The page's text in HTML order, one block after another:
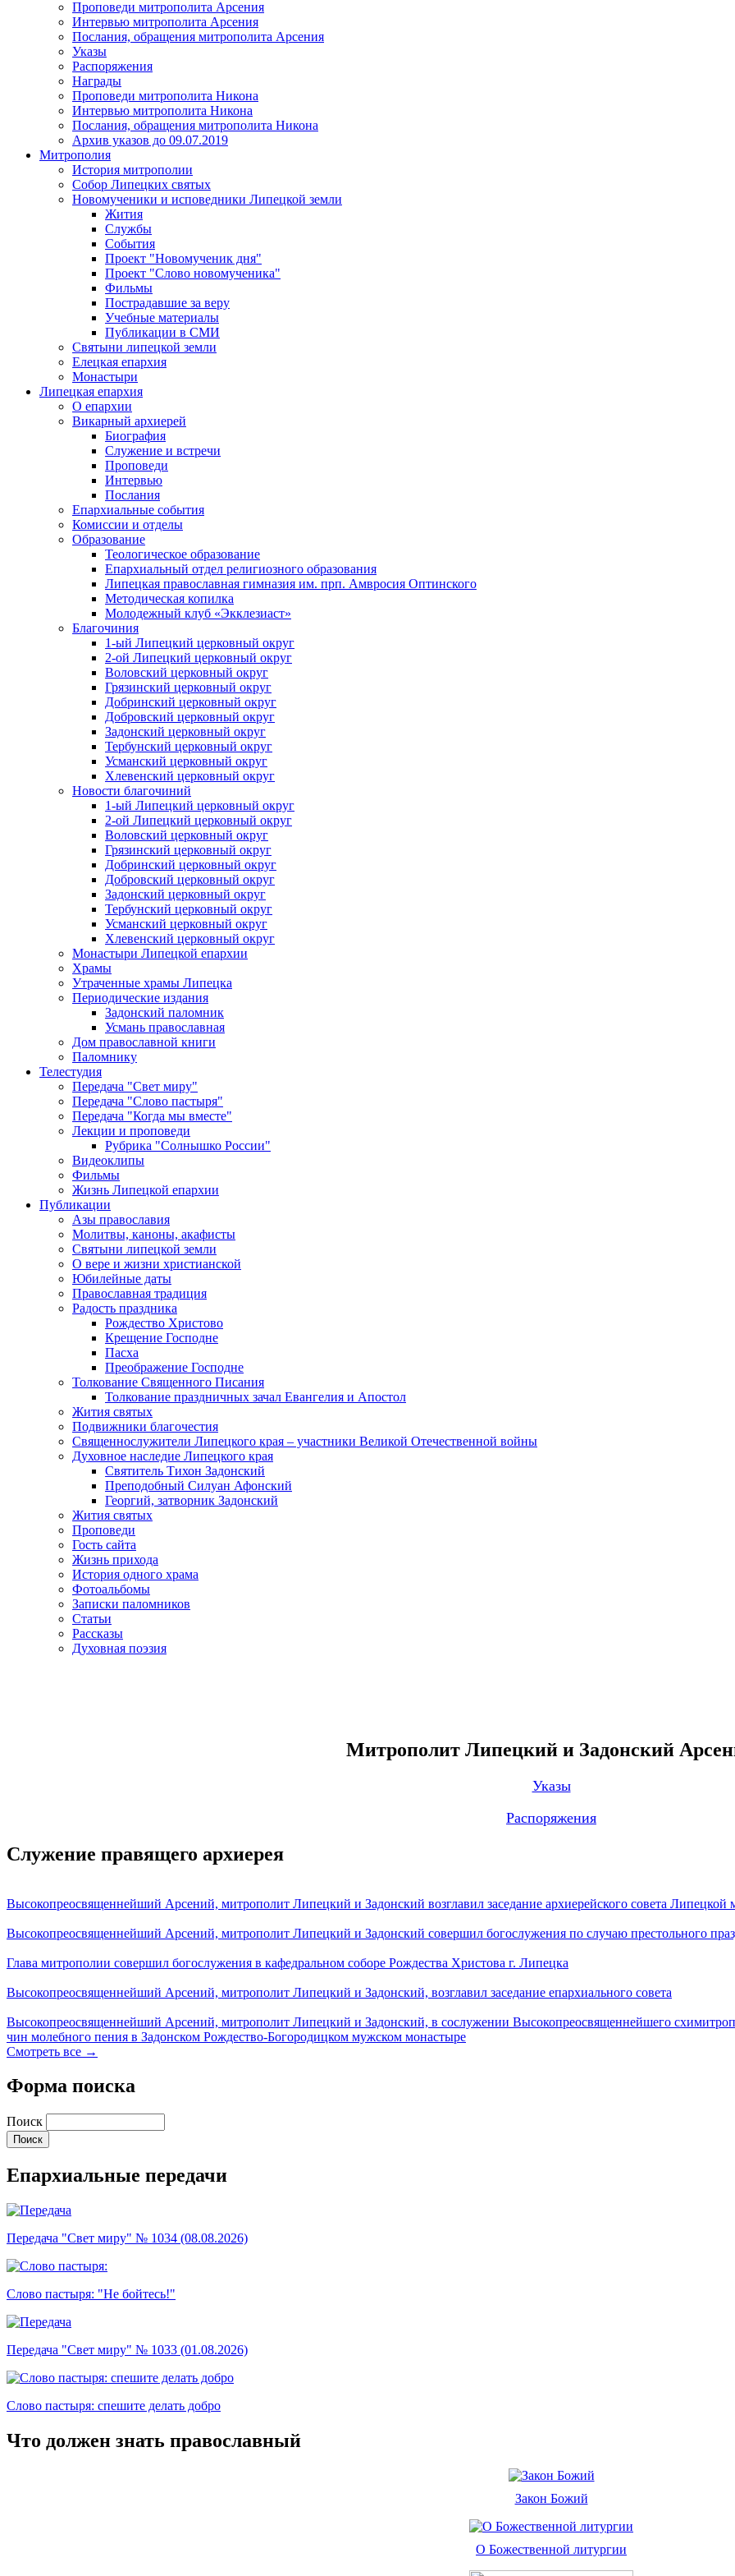
Проповеди митрополита Арсения
Интервью митрополита Арсения
Послания, обращения митрополита Арсения
Указы
Распоряжения
Награды
Проповеди митрополита Никона
Интервью митрополита Никона
Послания, обращения митрополита Никона
Архив указов до 09.07.2019
Митрополия
История митрополии
Собор Липецких святых
Новомученики и исповедники Липецкой земли
Жития
Службы
События
Проект "Новомученик дня"
Проект "Слово новомученика"
Фильмы
Пострадавшие за веру
Учебные материалы
Публикации в СМИ
Святыни липецкой земли
Елецкая епархия
Монастыри
Липецкая епархия
О епархии
Викарный архиерей
Биография
Служение и встречи
Проповеди
Интервью
Послания
Епархиальные события
Комиссии и отделы
Образование
Теологическое образование
Епархиальный отдел религиозного образования
Липецкая православная гимназия им. прп. Амвросия Оптинского
Методическая копилка
Молодежный клуб «Экклезиаст»
Благочиния
1-ый Липецкий церковный округ
2-ой Липецкий церковный округ
Воловский церковный округ
Грязинский церковный округ
Добринский церковный округ
Добровский церковный округ
Задонский церковный округ
Тербунский церковный округ
Усманский церковный округ
Хлевенский церковный округ
Новости благочиний
1-ый Липецкий церковный округ
2-ой Липецкий церковный округ
Воловский церковный округ
Грязинский церковный округ
Добринский церковный округ
Добровский церковный округ
Задонский церковный округ
Тербунский церковный округ
Усманский церковный округ
Хлевенский церковный округ
Монастыри Липецкой епархии
Храмы
Утраченные храмы Липецка
Периодические издания
Задонский паломник
Усмань православная
Дом православной книги
Паломнику
Телестудия
Передача "Свет миру"
Передача "Слово пастыря"
Передача "Когда мы вместе"
Лекции и проповеди
Рубрика "Солнышко России"
Видеоклипы
Фильмы
Жизнь Липецкой епархии
Публикации
Азы православия
Молитвы, каноны, акафисты
Святыни липецкой земли
О вере и жизни христианской
Юбилейные даты
Православная традиция
Радость праздника
Рождество Христово
Крещение Господне
Пасха
Преображение Господне
Толкование Священного Писания
Толкование праздничных зачал Евангелия и Апостол
Жития святых
Подвижники благочестия
Священнослужители Липецкого края – участники Великой Отечественной войны
Духовное наследие Липецкого края
Святитель Тихон Задонский
Преподобный Силуан Афонский
Георгий, затворник Задонский
Жития святых
Проповеди
Гость сайта
Жизнь прихода
История одного храма
Фотоальбомы
Записки паломников
Статьи
Рассказы
Духовная поэзия
Митрополит Липецкий и Задонский
Указы
Распоряжения
Служение правящего архиерея
Высокопреосвященнейший Арсений, митрополит Липецкий и Задонский возглавил заседание архиерейского совета Липецкой
Высокопреосвященнейший Арсений, митрополит Липецкий и Задонский совершил богослужения по случаю престольного
Глава митрополии совершил богослужения в кафедральном соборе Рождества Христова г. Липецка
Высокопреосвященнейший Арсений, митрополит Липецкий и Задонский, возглавил заседание епархиального совета
Высокопреосвященнейший Арсений, митрополит Липецкий и Задонский, в сослужении Высокопреосвященнейшего
чин молебного пения в Задонском Рождество-Богородицком мужском монастыре
Смотреть все →
Форма поиска
Поиск
Епархиальные передачи
Передача "Свет миру" № 1034 (08.08.2026)
Слово пастыря: "Не бойтесь!"
Передача "Свет миру" № 1033 (01.08.2026)
Слово пастыря: спешите делать добро
Что должен знать православный
Закон Божий
О Божественной литургии